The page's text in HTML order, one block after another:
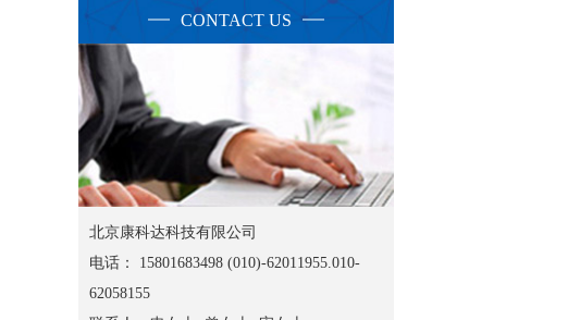
CONTACT US
北京康科达科技有限公司
电话： 15801683498 (010)-62011955.010-
62058155